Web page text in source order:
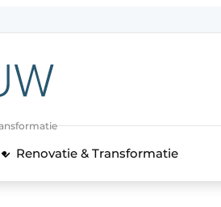
Renovatie & Transformatie